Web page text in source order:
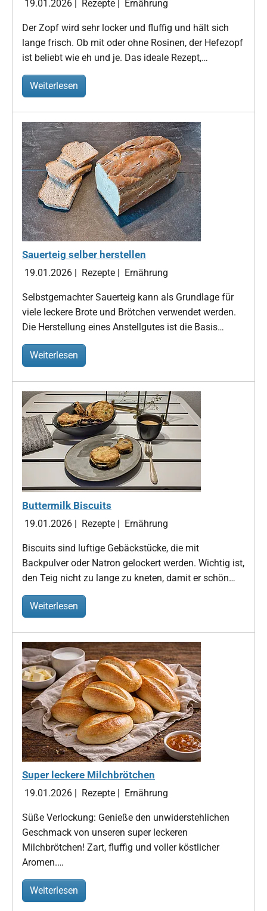
19.01.2026 Rezepte Ernährung
Der Zopf wird sehr locker und fluffig und hält sich
lange frisch. Ob mit oder ohne Rosinen, der Hefezopf
ist beliebt wie eh und je. Das ideale Rezept,…
Weiterlesen
Sauerteig selber herstellen
19.01.2026 | Rezepte | Ernährung
Selbstgemachter Sauerteig kann als Grundlage für
viele leckere Brote und Brötchen verwendet werden.
Die Herstellung eines Anstellgutes ist die Basis…
Weiterlesen
Buttermilk Biscuits
19.01.2026 | Rezepte | Ernährung
Biscuits sind luftige Gebäckstücke, die mit
Backpulver oder Natron gelockert werden. Wichtig ist,
den Teig nicht zu lange zu kneten, damit er schön…
Weiterlesen
Super leckere Milchbrötchen
19.01.2026 | Rezepte | Ernährung
Süße Verlockung: Genieße den unwiderstehlichen
Geschmack von unseren super leckeren
Milchbrötchen! Zart, fluffig und voller köstlicher
Aromen.…
Weiterlesen